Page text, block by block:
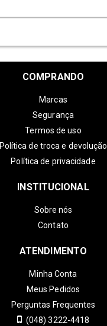
COMPRANDO
Marcas
Segurança
Termos de uso
Política de troca e devolução
Política de privacidade
INSTITUCIONAL
Sobre nós
Contato
ATENDIMENTO
Minha Conta
Meus Pedidos
Perguntas Frequentes
(048) 3222-4418